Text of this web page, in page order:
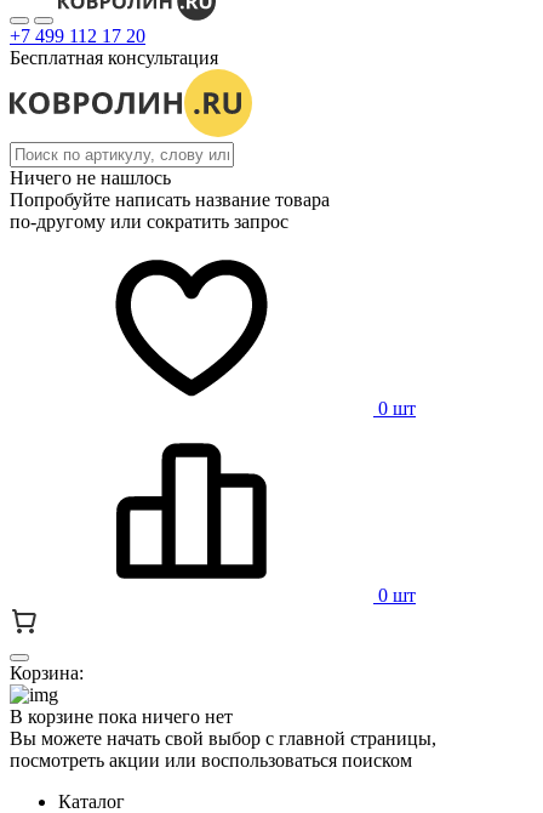
+7 499 112 17 20
Бесплатная консультация
Ничего не нашлось
Попробуйте написать название товара
по-другому или сократить запрос
0 шт
0 шт
Корзина:
В корзине пока ничего нет
Вы можете начать свой выбор с главной страницы,
посмотреть акции или воспользоваться поиском
Каталог